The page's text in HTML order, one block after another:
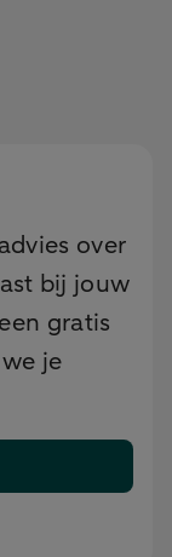
over
bij jouw
gratis
je